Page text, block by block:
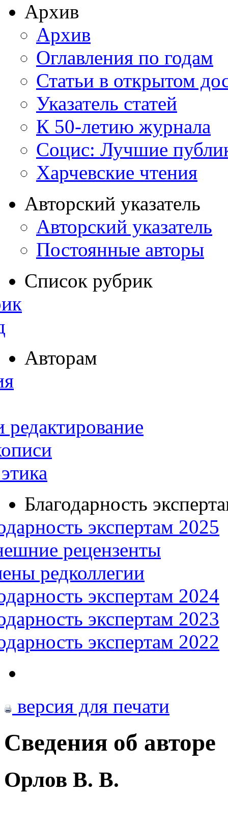
Архив
Архив
Оглавления по годам
Статьи в открытом
Указатель статей
К 50-летию журнала
Социс: Лучшие
Харчевские чтения
Авторский указатель
Авторский указатель
Постоянные авторы
Список рубрик
Авторам
редактирование
Благодарность
экспертам 2025
рецензенты
редколлегии
экспертам 2024
экспертам 2023
экспертам 2022
версия для печати
Сведения об авторе
Орлов В. В.